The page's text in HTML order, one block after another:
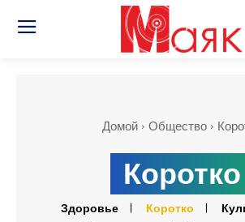
Домой Общество
Коротко
Здоровье Коротко